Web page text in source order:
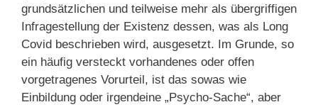
grundsätzlichen und teilweise mehr als übergriffigen
Infragestellung der Existenz dessen, was als Long
Covid beschrieben wird, ausgesetzt. Im Grunde, so
ein häufig versteckt vorhandenes oder offen
vorgetragenes Vorurteil, ist das sowas wie
Einbildung oder irgendeine „Psycho-Sache“, aber